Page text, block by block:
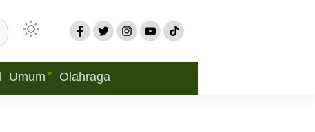
Umum Olahraga